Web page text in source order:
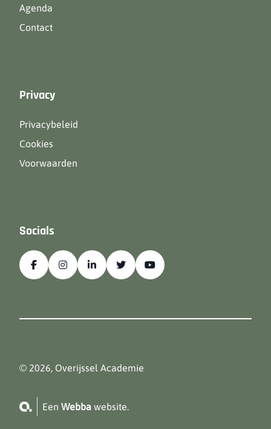
Agenda
Contact
Privacy
Privacybeleid
Cookies
Voorwaarden
Socials
© 2026, Overijssel Academie
EenWebba website.